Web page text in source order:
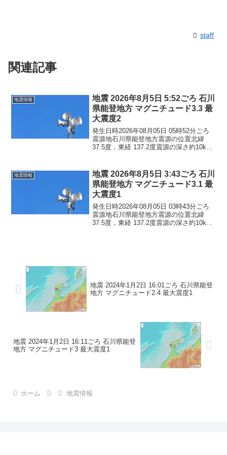
staff
関連記事
地震情報
地震 2026年8月5日 5:52ごろ 石川
県能登地方 マグニチュード3.3 最
大震度2
発生日時2026年08月05日 05時52分ごろ
震源地石川県能登地方震源の位置北緯
37.5度，東経 137.2度震源の深さ約10km
りません。震度2石川県珠洲市...
地震情報
地震 2026年8月5日 3:43ごろ 石川
県能登地方 マグニチュード3.1 最
大震度1
発生日時2026年08月05日 03時43分ごろ
震源地石川県能登地方震源の位置北緯
37.5度，東経 137.2度震源の深さ約10km
地震 2024年1月2日 16:01ごろ 石川県能登
地方 マグニチュード2.4 最大震度1
地震 2024年1月2日 16:11ごろ 石川県能登
地方 マグニチュード3 最大震度1
ホーム 地震情報